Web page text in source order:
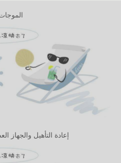
إعادة التأهيل والجهاز